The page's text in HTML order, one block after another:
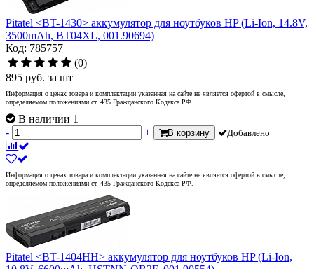
Pitatel <BT-1430> аккумулятор для ноутбуков HP (Li-Ion, 14.8V,
3500mAh, BT04XL, 001.90694)
Код: 785757
(0)
895 руб. за шт
Информация о ценах товара и комплектации указанная на сайте не является офертой в смысле,
определяемом положениями ст. 435 Гражданского Кодекса РФ.
В наличии 1
-
+ В корзину Добавлено
Информация о ценах товара и комплектации указанная на сайте не является офертой в смысле,
определяемом положениями ст. 435 Гражданского Кодекса РФ.
Pitatel <BT-1404HH> аккумулятор для ноутбуков HP (Li-Ion,